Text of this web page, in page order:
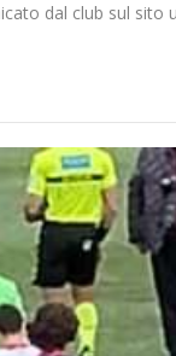
dal club sul sito